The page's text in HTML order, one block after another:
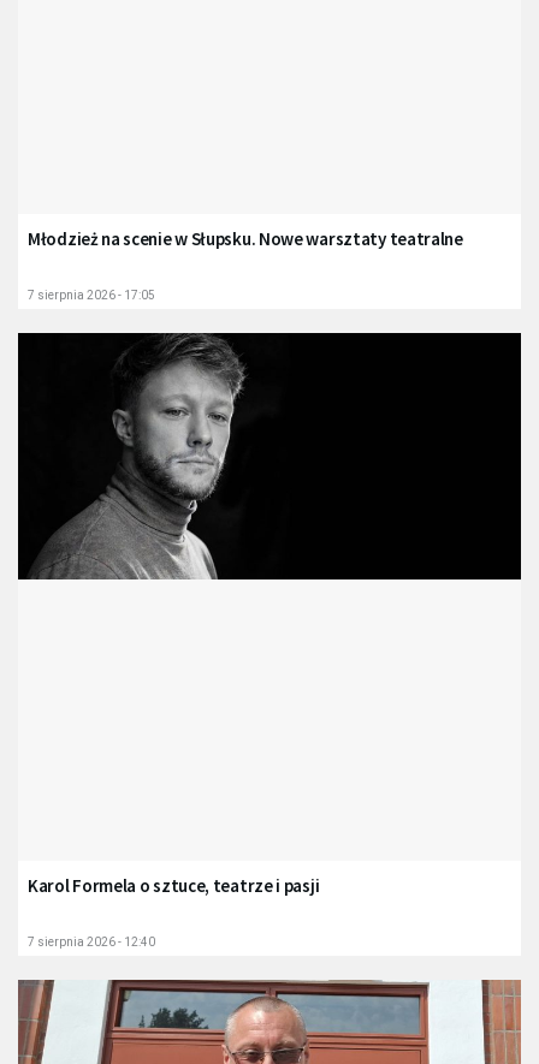
Młodzież na scenie w Słupsku. Nowe warsztaty teatralne
7 sierpnia 2026 - 17:05
Karol Formela o sztuce, teatrze i pasji
7 sierpnia 2026 - 12:40